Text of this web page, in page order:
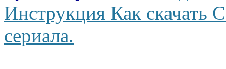
Инструкция Как скачать
сериала.